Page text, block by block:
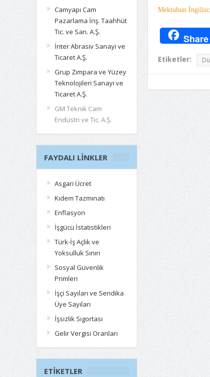
Mektubun
Share
Etiketler:
Camyapı Cam
Pazarlama İnş. Taahhüt
Tic. ve San. A.Ş.
İnter Abrasiv Sanayi ve
Ticaret A.Ş.
Grup Zımpara ve Yüzey
Teknolojileri Sanayi ve
Ticaret A.Ş.
GM Teknik Cam
Endüstri ve Tic. A.Ş.
FAYDALI LINKLER
Asgari Ücret
Kıdem Tazminatı
Enflasyon
İşgücü İstatistikleri
Türk-İş Açlık ve
Yoksulluk Sınırı
Sosyal Güvenlik
Primleri
İşçi Sayıları ve Sendika
Üye Sayıları
İşsizlik Sigortası
Gelir Vergisi Oranları
ETIKETLER